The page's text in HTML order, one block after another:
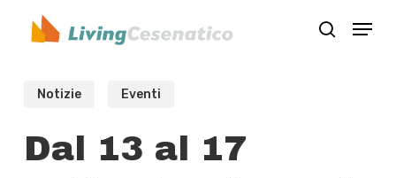
search
Menu
Notizie Eventi
Dal 13 al 17